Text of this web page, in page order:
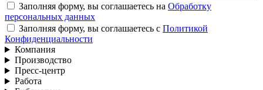
Заполняя форму, вы соглашаетесь на Обработку
персональных данных
Заполняя форму, вы соглашаетесь с Политикой
Конфиденциальности
Компания
Производство
Пресс-центр
Работа